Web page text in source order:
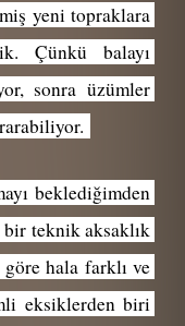
yeni topraklara
Çünkü balayı
sonra üzümler
beklediğimden
teknik aksaklık
hala farklı ve
eksiklerden biri